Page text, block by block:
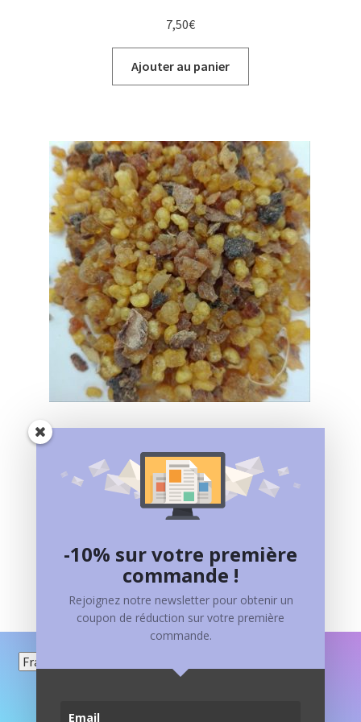
7,50€
Ajouter au panier
4,00€ –10,00
Plage
de
à
10,00€
Choix des options
a
variations.
Les
Choisir
-10% sur votre première
commande !
Rejoignez notre newsletter pour obtenir un
coupon de réduction sur votre première
commande.